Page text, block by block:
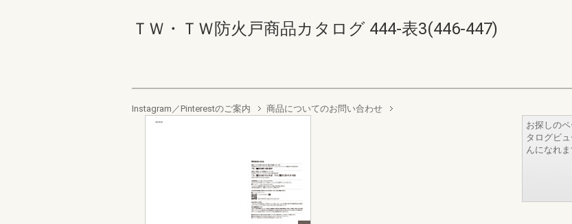
ＴＷ・ＴＷ防火戸商品カタログ 444-表3(446-447)
Instagram／Pinterestのご案内 商品についてのお問い合わせ
お探しの
タログビ
んになれま